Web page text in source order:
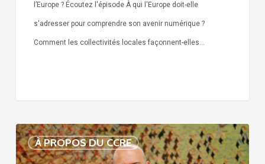
l’Europe ? Écoutez l'épisode À qui l'Europe doit-elle
s'adresser pour comprendre son avenir numérique ?
Comment les collectivités locales façonnent-elles…
À PROPOS DU CCRE
Voix
de